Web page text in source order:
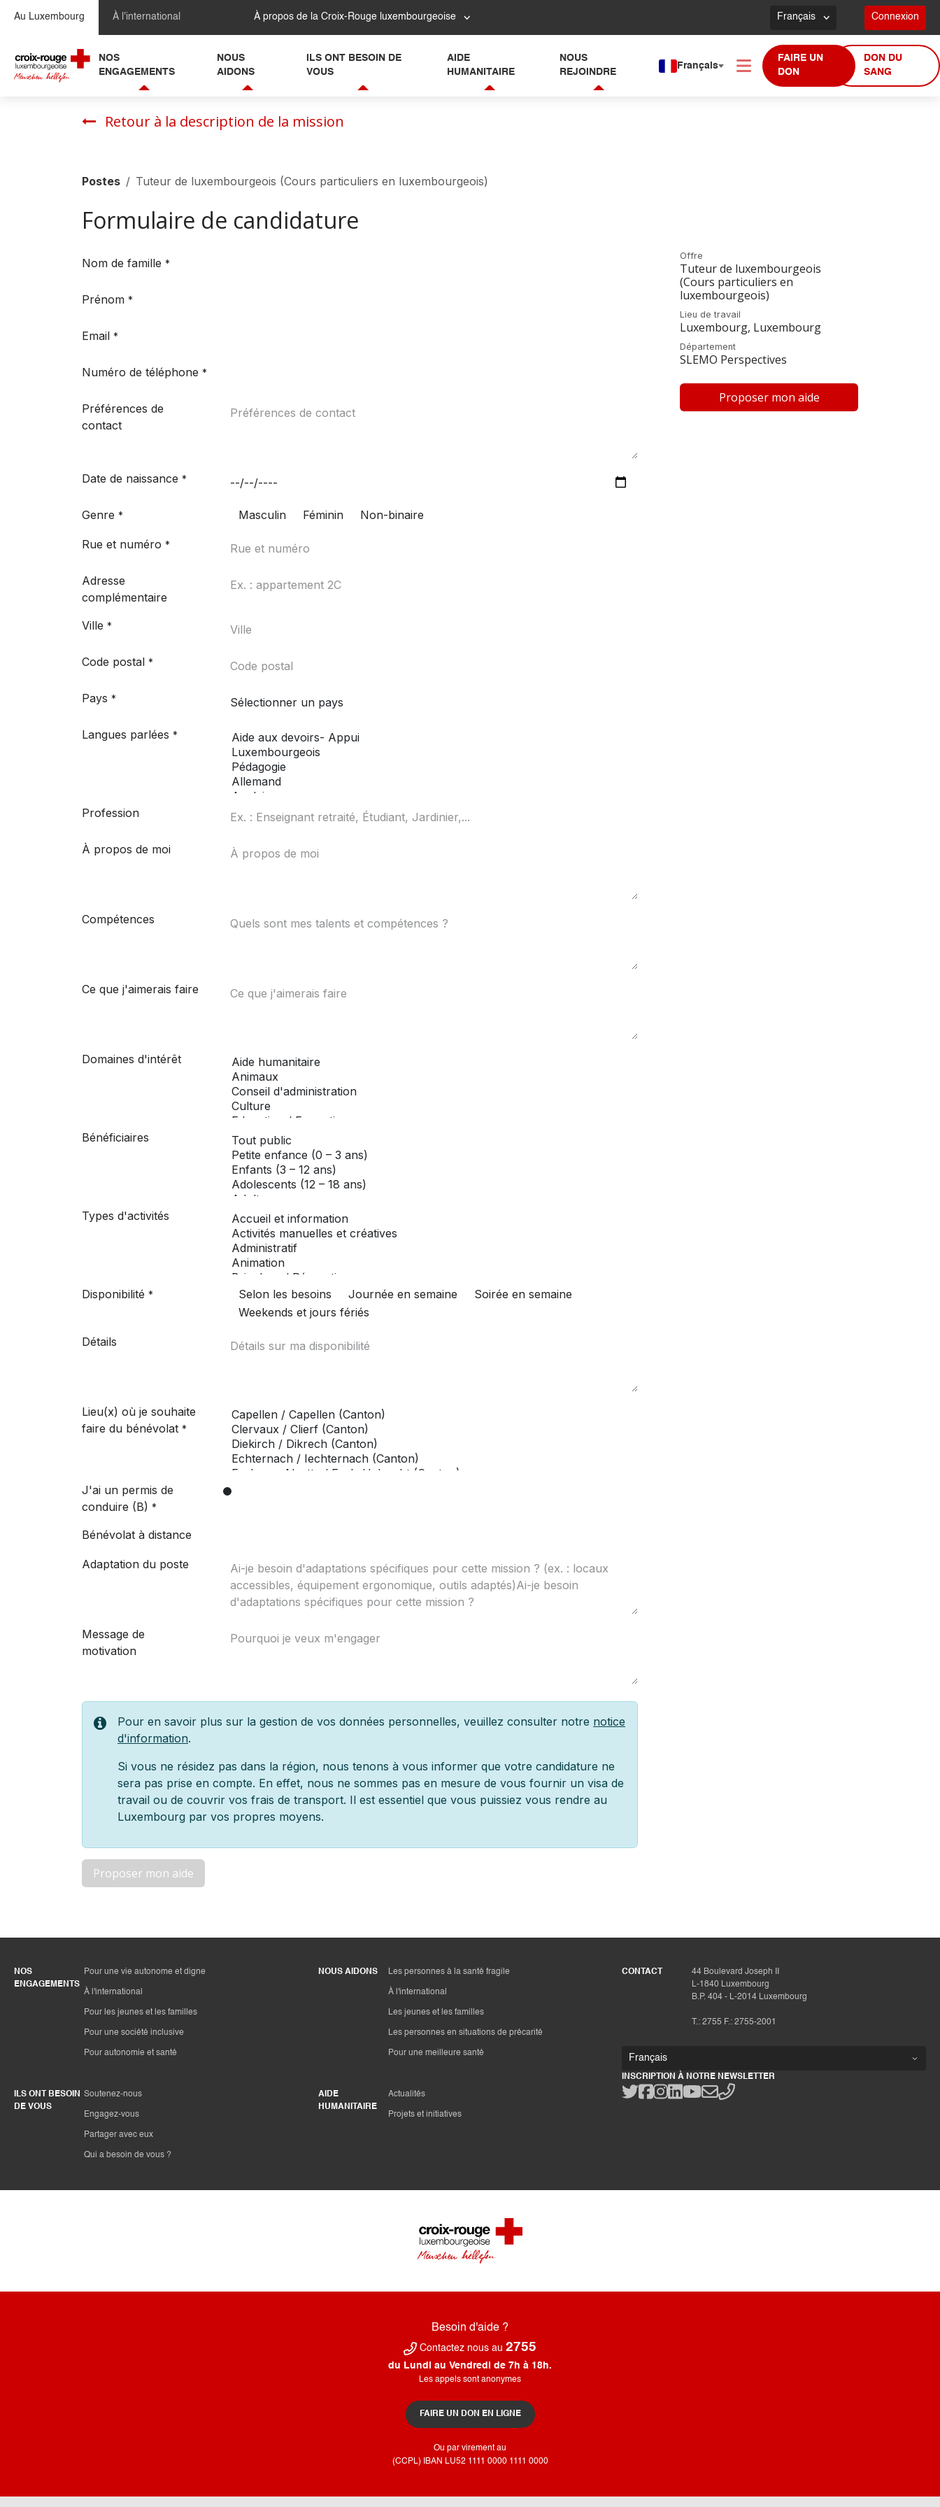
Au Luxembourg À l'international À propos de la Croix-Rouge luxembourgeoise Français Connexion
NOS
ENGAGEMENTS
NOUS
AIDONS
ILS ONT BESOIN DE
VOUS
AIDE
HUMANITAIRE
NOUS
REJOINDRE
Français
FAIRE UN
DON
DON DU
SANG
Retour à la description de la mission
Postes Tuteur de luxembourgeois (Cours particuliers en luxembourgeois)
Formulaire de candidature
Nom de famille *
Prénom *
Email *
Numéro de téléphone *
Préférences de
contact
Date de naissance *
Genre * Masculin Féminin Non-binaire
Rue et numéro *
Adresse
complémentaire
Ville *
Code postal *
Pays *
Langues parlées *
Profession
À propos de moi
Compétences
Ce que j'aimerais faire
Domaines d'intérêt
Bénéficiaires
Types d'activités
Disponibilité * Selon les besoins Journée en semaine
Soirée en semaine
Weekends et jours fériés
Détails
Lieu(x) où je souhaite
faire du bénévolat *
J'ai un permis de
conduire (B) *
Bénévolat à distance
Adaptation du poste
Message de
motivation
Pour en savoir plus sur la gestion de vos données personnelles, veuillez consulter notre notice
d'information.
Si vous ne résidez pas dans la région, nous tenons à vous informer que votre candidature ne
sera pas prise en compte. En effet, nous ne sommes pas en mesure de vous fournir un visa de
travail ou de couvrir vos frais de transport. Il est essentiel que vous puissiez vous rendre au
Luxembourg par vos propres moyens.
Proposer mon aide
Offre
Tuteur de luxembourgeois
(Cours particuliers en
luxembourgeois)
Lieu de travail
Luxembourg, Luxembourg
Département
SLEMO Perspectives
Proposer mon aide
NOS
ENGAGEMENTS
Pour une vie autonome et digne
À l'international
Pour les jeunes et les familles
Pour une société inclusive
Pour autonomie et santé
NOUS AIDONS Les personnes à la santé fragile
À l'international
Les jeunes et les familles
Les personnes en situations de précarité
Pour une meilleure santé
CONTACT
44 Boulevard Joseph II
L-1840 Luxembourg
B.P. 404 - L-2014 Luxembourg
T.: 2755 F.: 2755-2001
ILS ONT BESOIN
DE VOUS
Soutenez-nous
Engagez-vous
Partager avec eux
Qui a besoin de vous ?
AIDE
HUMANITAIRE
Actualités
Projets et initiatives
INSCRIPTION À NOTRE NEWSLETTER
Besoin d'aide ?
Contactez nous au 2755
du Lundi au Vendredi de 7h à 18h.
Les appels sont anonymes
FAIRE UN DON EN LIGNE
Ou par virement au
(CCPL) IBAN LU52​ 1111​ 0000​ 1111​ 0000